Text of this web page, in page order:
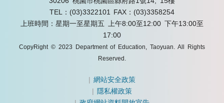
TEL：(03)3322101
FAX：(03)3358254
上班時間：星期一至星期五 上午8:00至12:00 下午13:00至
17:00
CopyRight © 2023 Department of Education, Taoyuan. All Rights
Reserved.
|網站安全政策
| 隱私權政策